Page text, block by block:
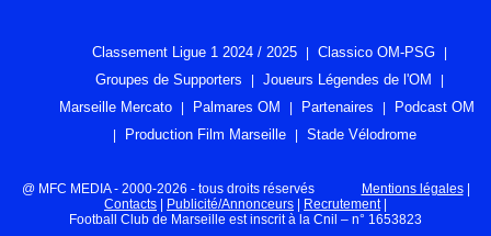
Classement Ligue 1 2024 / 2025
Classico OM-PSG
Groupes de Supporters
Joueurs Légendes de l'OM
Marseille Mercato
Palmares OM Partenaires
Podcast OM
Production Film Marseille
Stade Vélodrome
@ MFC MEDIA - 2000-2026 - tous droits réservés Mentions légales|
Contacts
Publicité/Annonceurs Recrutement|
Football Club de Marseille est inscrit à la Cnil – n° 1653823